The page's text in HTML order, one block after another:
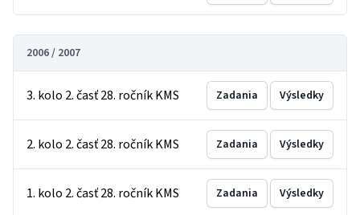
2006 / 2007
3. kolo 2. časť 28. ročník KMS Zadania Výsledky
2. kolo 2. časť 28. ročník KMS Zadania Výsledky
1. kolo 2. časť 28. ročník KMS Zadania Výsledky